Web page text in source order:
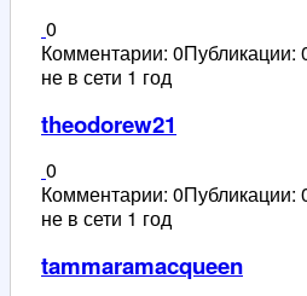
0
Комментарии: 0Публикации:
не в сети 1 год
theodorew21
0
Комментарии: 0Публикации:
не в сети 1 год
tammaramacqueen